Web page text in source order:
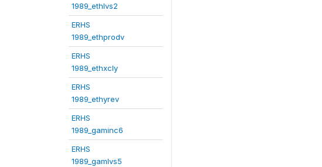
1989_ethlvs2
ERHS
1989_ethprodv
ERHS
1989_ethxcly
ERHS
1989_ethyrev
ERHS
1989_gaminc6
ERHS
1989_gamlvs5